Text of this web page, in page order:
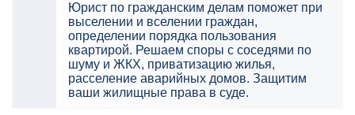
Юрист по гражданским делам поможет при
выселении и вселении граждан,
определении порядка пользования
квартирой. Решаем споры с соседями по
шуму и ЖКХ, приватизацию жилья,
расселение аварийных домов. Защитим
ваши жилищные права в суде.